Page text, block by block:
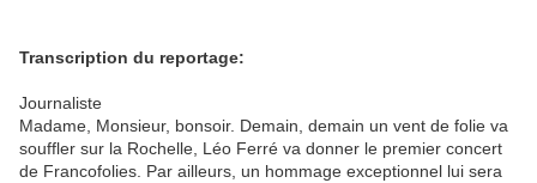
Transcription du reportage:
Journaliste
Madame, Monsieur, bonsoir. Demain, demain un vent de folie va
souffler sur la Rochelle, Léo Ferré va donner le premier concert
de Francofolies. Par ailleurs, un hommage exceptionnel lui sera